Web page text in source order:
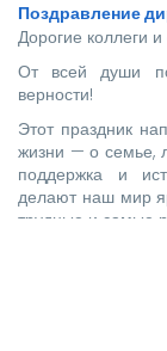
Поздравление
Дорогие коллеги и
От всей души
верности!
Этот праздник
жизни — о семье,
поддержка и
делают наш мир
трудные и самые